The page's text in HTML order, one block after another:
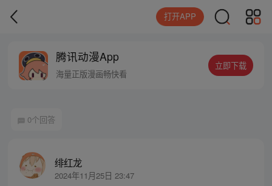
打开APP
腾讯动漫App
海量正版漫画畅快看
立即下载
0个回答
绯红龙
2024年11月25日 23:47